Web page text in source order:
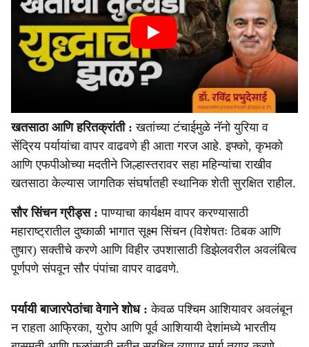
खतसाठा आणि हरितक्रांती : खतांच्या टंचाईमुळे नॅनो युरिया व
सेंद्रिय पर्यायांचा वापर वाढवणे ही आता गरज आहे. इफ्को, कृभको
आणि एफपीओच्या मदतीने जिल्हास्तरावर सहा महिन्यांचा राखीव
खतसाठा केल्यास जागतिक संघर्षातही स्थानिक शेती सुरक्षित राहील.
सौर सिंचन ग्रीड्स : पाण्याचा कार्यक्षम वापर करण्यासाठी
महाराष्ट्रातील दुष्काळी भागात सूक्ष्म सिंचन (विशेषतः ठिबक आणि
तुषार) सक्तीचे करणे आणि विहीर उपशासाठी डिझेलवरील अवलंबित्व
पूर्णपणे संपवून सौर पंपांचा वापर वाढवणे.
पर्यायी बाजारपेठांचा वेगाने शोध : केवळ पश्चिम आशियावर अवलंबून
न राहता आफ्रिका, युरोप आणि पूर्व आशियायी देशांमध्ये भारतीय